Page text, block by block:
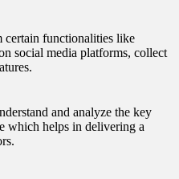
certain functionalities like
social media platforms, collect
and analyze the key
which helps in delivering a